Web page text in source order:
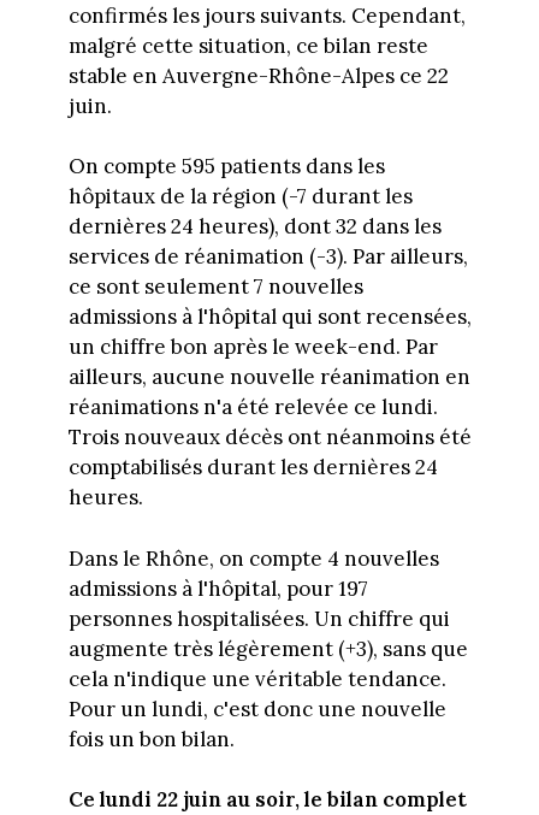
confirmés les jours suivants. Cependant,
malgré cette situation, ce bilan reste
stable en Auvergne-Rhône-Alpes ce 22
juin.
On compte 595 patients dans les
hôpitaux de la région (-7 durant les
dernières 24 heures), dont 32 dans les
services de réanimation (-3). Par ailleurs,
ce sont seulement 7 nouvelles
admissions à l'hôpital qui sont recensées,
un chiffre bon après le week-end. Par
ailleurs, aucune nouvelle réanimation en
réanimations n'a été relevée ce lundi.
Trois nouveaux décès ont néanmoins été
comptabilisés durant les dernières 24
heures.
Dans le Rhône, on compte 4 nouvelles
admissions à l'hôpital, pour 197
personnes hospitalisées. Un chiffre qui
augmente très légèrement (+3), sans que
cela n'indique une véritable tendance.
Pour un lundi, c'est donc une nouvelle
fois un bon bilan.
Ce lundi 22 juin au soir, le bilan complet